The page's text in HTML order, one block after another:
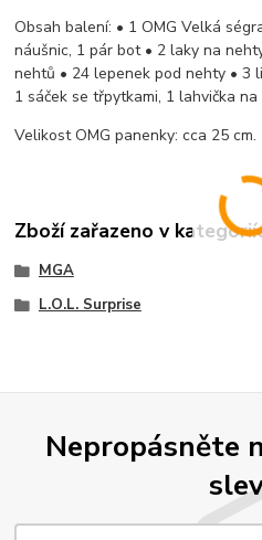
Obsah balení:​ • 1 OMG Velká
náušnic, 1 pár bot • 2 laky na
nehtů • 24 lepenek pod nehty • 3
1 sáček se třpytkami, 1 lahvička
Velikost OMG panenky: cca 25 cm.
Zboží zařazeno v
MGA
L.O.L. Surprise
Nepropásněte